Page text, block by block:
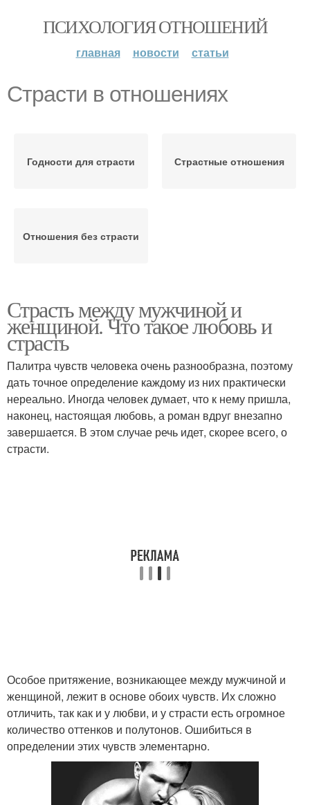
ПСИХОЛОГИЯ ОТНОШЕНИЙ
главная новости статьи
Страсти в отношениях
Годности для страсти Страстные отношения
Отношения без страсти
Страсть между мужчиной и
женщиной. Что такое любовь и
страсть
Палитра чувств человека очень разнообразна, поэтому
дать точное определение каждому из них практически
нереально. Иногда человек думает, что к нему пришла,
наконец, настоящая любовь, а роман вдруг внезапно
завершается. В этом случае речь идет, скорее всего, о
страсти.
Особое притяжение, возникающее между мужчиной и
женщиной, лежит в основе обоих чувств. Их сложно
отличить, так как и у любви, и у страсти есть огромное
количество оттенков и полутонов. Ошибиться в
определении этих чувств элементарно.